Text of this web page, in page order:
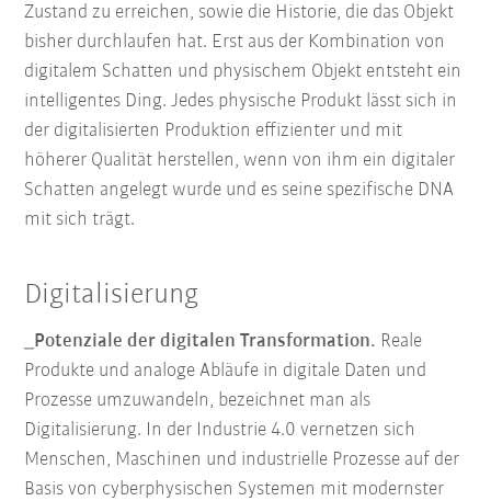
Zustand zu erreichen, sowie die Historie, die das Objekt
bisher durchlaufen hat. Erst aus der Kombination von
digitalem Schatten und physischem Objekt entsteht ein
intelligentes Ding. Jedes physische Produkt lässt sich in
der digitalisierten Produktion effizienter und mit
höherer Qualität herstellen, wenn von ihm ein digitaler
Schatten angelegt wurde und es seine spezifische DNA
mit sich trägt.
Digitalisierung
_Potenziale der digitalen Transformation. Reale
Produkte und analoge Abläufe in digitale Daten und
Prozesse umzuwandeln, bezeichnet man als
Digitalisierung. In der Industrie 4.0 vernetzen sich
Menschen, Maschinen und industrielle Prozesse auf der
Basis von cyberphysischen Systemen mit modernster